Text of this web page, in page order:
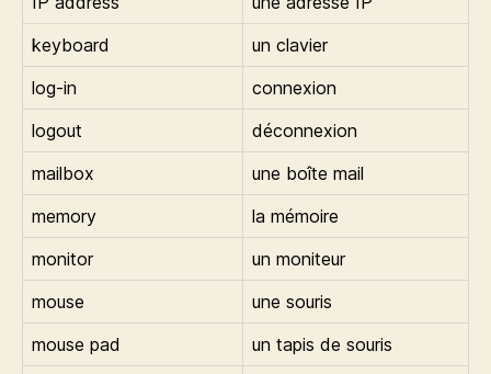
keyboard
un clavier
log-in
connexion
logout
déconnexion
mailbox
une boîte mail
memory
la mémoire
monitor
un moniteur
mouse
une souris
mouse pad
un tapis de souris